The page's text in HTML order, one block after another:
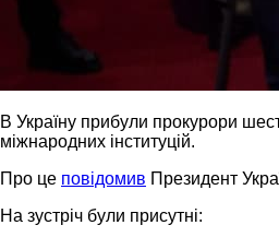
В Україну прибули прокурори
міжнародних інституцій.
Про це повідомив Президент
На зустріч були присутні: